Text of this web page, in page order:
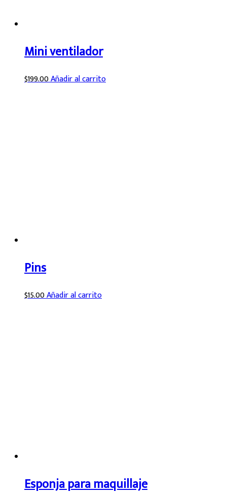
Mini ventilador
$199.00Añadir al carrito
Pins
$15.00Añadir al carrito
Esponja para maquillaje